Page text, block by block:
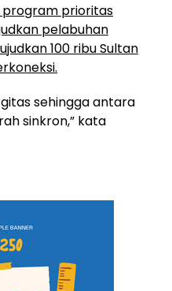
program prioritas
pelabuhan
100 ribu Sultan
sehingga antara
sinkron,” kata